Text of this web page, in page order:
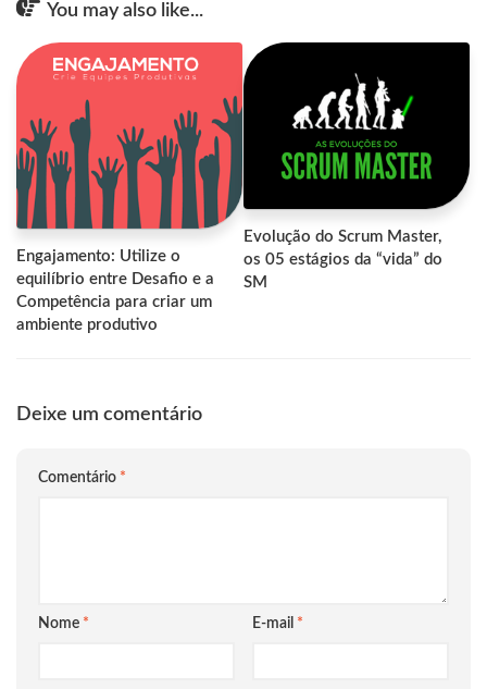
You may also like...
Engajamento: Utilize o
equilíbrio entre Desafio e a
Competência para criar um
ambiente produtivo
Evolução do Scrum Master,
os 05 estágios da “vida” do
SM
Deixe um comentário
Comentário *
Nome * E-mail *